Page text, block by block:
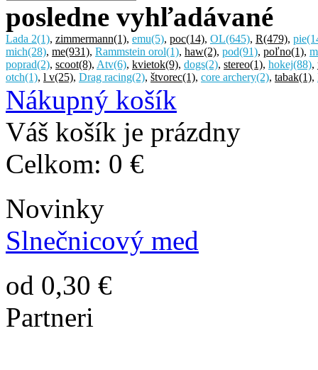
posledne vyhľadávané
Lada 2(1), zimmermann(1), emu(5), poc(14), OL(645), R(479), pie
mich(28), me(931), Rammstein orol(1), haw(2), pod(91), poľno(1),
poprad(2), scoot(8), Atv(6), kvietok(9), dogs(2), stereo(1), hokej(88),
otch(1), l v(25), Drag racing(2), štvorec(1), core archery(2), tabak(1),
Nákupný košík
Váš košík je prázdny
Celkom: 0 €
Novinky
Slnečnicový med
od 0,30 €
Partneri